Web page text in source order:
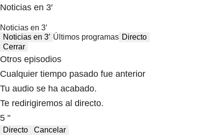
Noticias en 3′
Noticias en 3′
Noticias en 3′ Últimos programas Directo
Cerrar
Otros episodios
Cualquier tiempo pasado fue anterior
Tu audio se ha acabado.
Te redirigiremos al directo.
5 "
Directo
Cancelar